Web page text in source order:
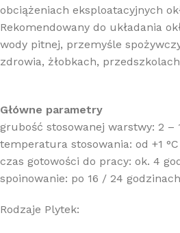
obciążeniach eksploatacyjnych
Rekomendowany do układania
wody pitnej, przemyśle
zdrowia, żłobkach,
Główne parametry
grubość stosowanej warstwy: 2 –
temperatura stosowania: od +1 °C
czas gotowości do pracy: ok. 4
spoinowanie: po 16 / 24 godzinach
Rodzaje Plytek: